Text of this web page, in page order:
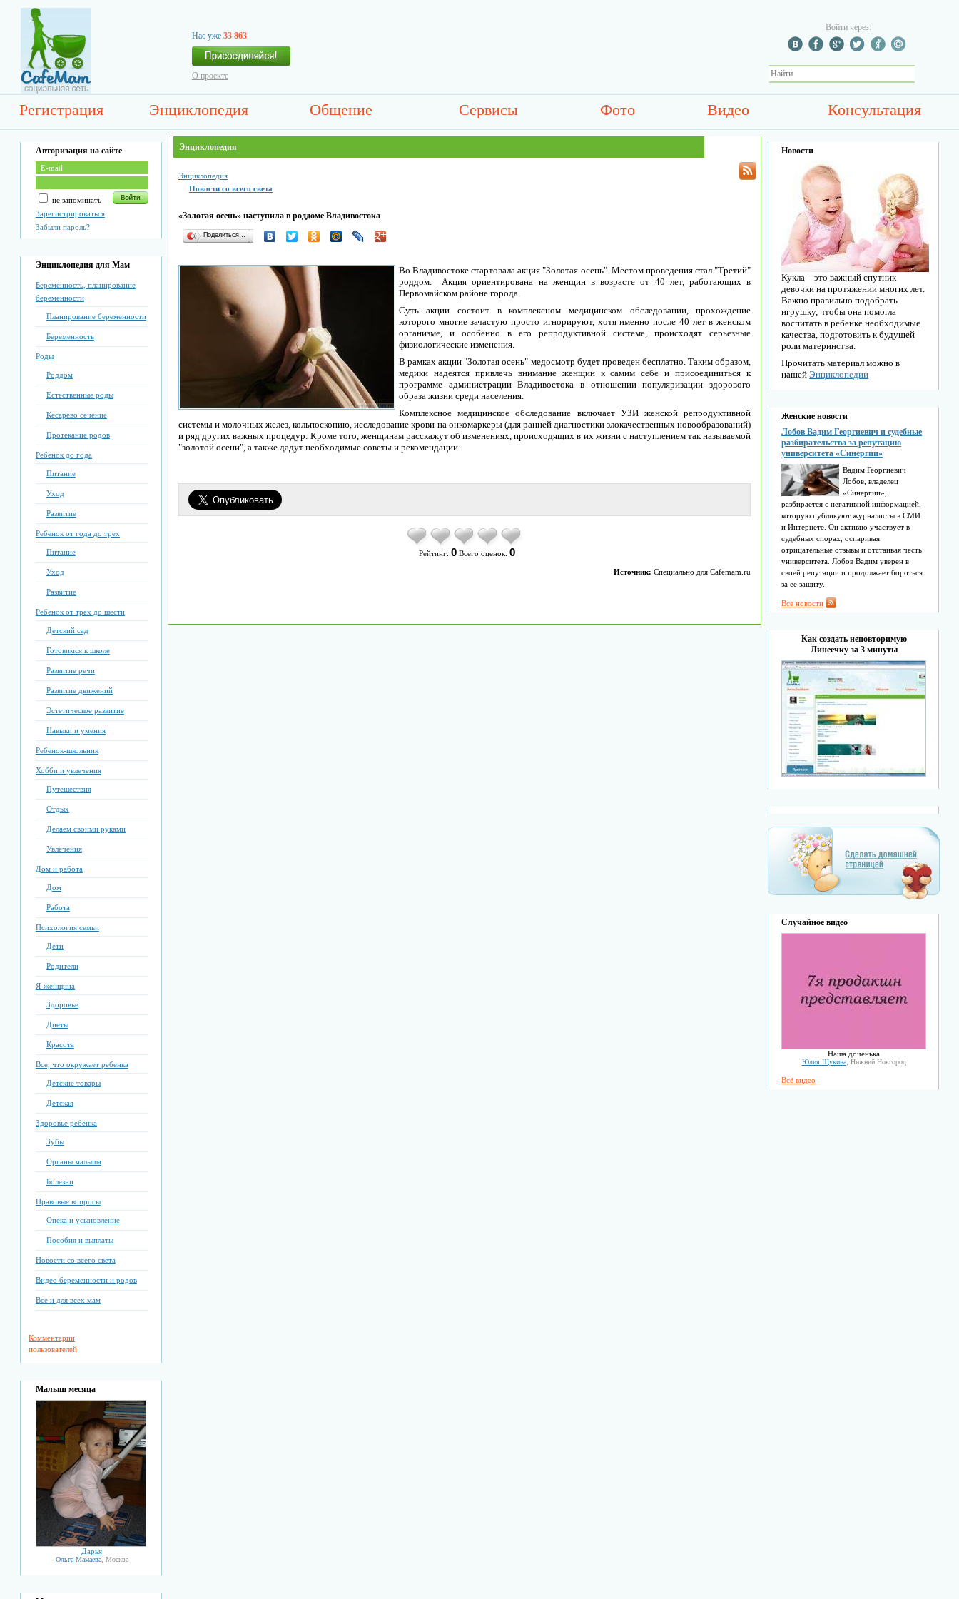
Нас уже 33 863
О проекте
Войти через:
Регистрация Энциклопедия Общение Сервисы Фото Видео Консультация
Авторизация на сайте
не запоминать
Зарегистрироваться
Забыли пароль?
Энциклопедия для Мам
Беременность, планирование
беременности
Планирование беременности
Беременность
Роды
Роддом
Естественные роды
Кесарево сечение
Протекание родов
Ребенок до года
Питание
Уход
Развитие
Ребенок от года до трех
Питание
Уход
Развитие
Ребенок от трех до шести
Детский сад
Готовимся к школе
Развитие речи
Развитие движений
Эстетическое развитие
Навыки и умения
Ребенок-школьник
Хобби и увлечения
Путешествия
Отдых
Делаем своими руками
Увлечения
Дом и работа
Дом
Работа
Психология семьи
Дети
Родители
Я-женщина
Здоровье
Диеты
Красота
Все, что окружает ребенка
Детские товары
Детская
Здоровье ребенка
Зубы
Органы малыша
Болезни
Правовые вопросы
Опека и усыновление
Пособия и выплаты
Новости со всего света
Видео беременности и родов
Все и для всех мам
Комментарии
пользователей
Малыш месяца
Дарья
Ольга Мамаева, Москва
Энциклопедия
Энциклопедия
Новости со всего света
«Золотая осень» наступила в роддоме Владивостока
Поделиться…
Во Владивостоке стартовала акция "Золотая осень". Местом проведения стал "Третий"
роддом. Акция ориентирована на женщин в возрасте от 40 лет, работающих в
Первомайском районе города.
Суть акции состоит в комплексном медицинском обследовании, прохождение
которого многие зачастую просто игнорируют, хотя именно после 40 лет в женском
организме, и особенно в его репродуктивной системе, происходят серьезные
физиологические изменения.
В рамках акции "Золотая осень" медосмотр будет проведен бесплатно. Таким образом,
медики надеятся привлечь внимание женщин к самим себе и присоединиться к
программе администрации Владивостока в отношении популяризации здорового
образа жизни среди населения.
Комплексное медицинское обследование включает УЗИ женской репродуктивной
системы и молочных желез, кольпоскопию, исследование крови на онкомаркеры (для ранней диагностики злокачественных новообразований)
и ряд других важных процедур. Кроме того, женщинам расскажут об изменениях, происходящих в их жизни с наступлением так называемой
"золотой осени", а также дадут необходимые советы и рекомендации.
Рейтинг: 0Всего оценок: 0
Источник: Специально для Cafemam.ru
Новости
Кукла – это важный спутник
девочки на протяжении многих лет.
Важно правильно подобрать
игрушку, чтобы она помогла
воспитать в ребенке необходимые
качества, подготовить к будущей
роли материнства.
Прочитать материал можно в
нашейЭнциклопедии
Женские новости
Лобов Вадим Георгиевич и судебные
разбирательства за репутацию
университета «Синергии»
Вадим Георгиевич
Лобов, владелец
«Синергии»,
разбирается с негативной информацией,
которую публикуют журналисты в СМИ
и Интернете. Он активно участвует в
судебных спорах, оспаривая
отрицательные отзывы и отстаивая честь
университета. Лобов Вадим уверен в
своей репутации и продолжает бороться
за ее защиту.
Все новости
Как создать неповторимую
Линеечку за 3 минуты
Случайное видео
Наша доченька
Юлия Щукина, Нижний Новгород
Всё видео